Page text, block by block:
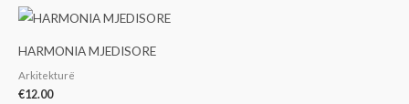
HARMONIA MJEDISORE
Arkitekturë
€12.00